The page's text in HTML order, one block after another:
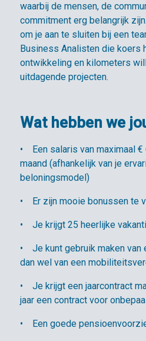
waarbij de mensen, de
commitment erg belangrijk
om je aan te sluiten bij een
Business Analisten die koers
ontwikkeling en kilometers
uitdagende projecten.
Wat hebben we
• Een salaris van maximaal €
maand (afhankelijk van je
beloningsmodel)
• Er zijn mooie bonussen te
• Je krijgt 25 heerlijke
• Je kunt gebruik maken van
dan wel van een
• Je krijgt een jaarcontract
jaar een contract voor
• Een goede